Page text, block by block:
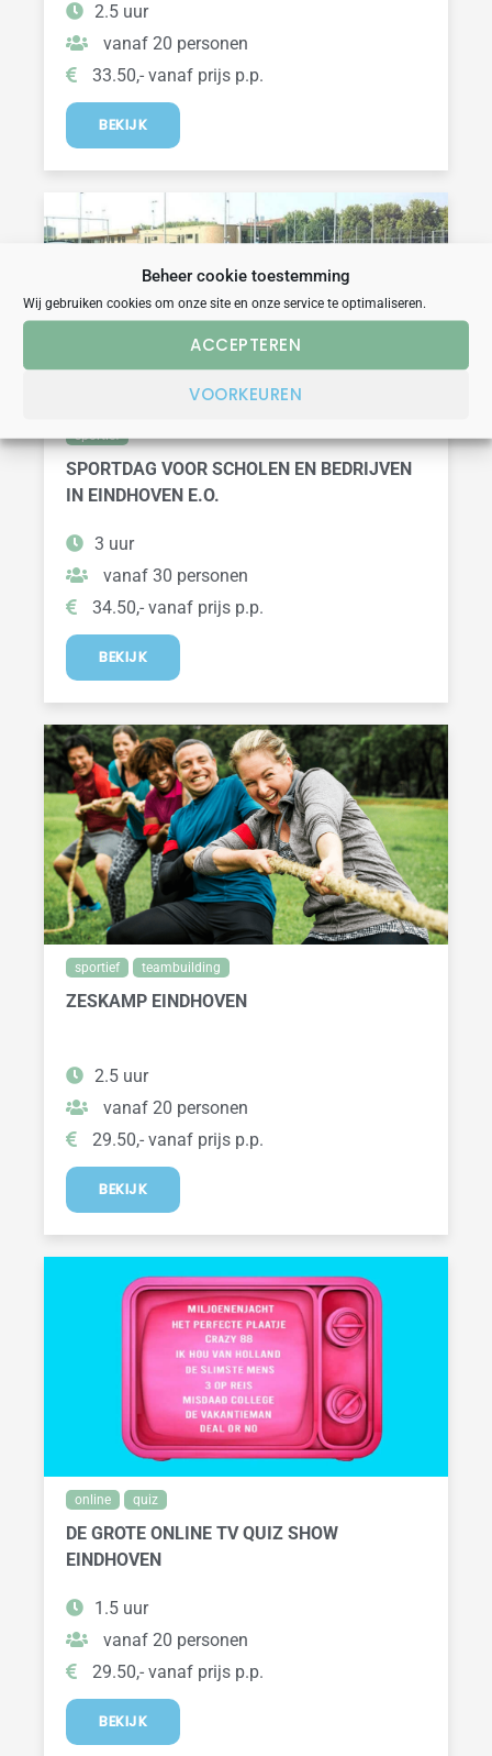
Beheer cookie toestemming
Wij gebruiken cookies om onze site en onze service te optimaliseren.
ACCEPTEREN
VOORKEUREN
2.5 uur
vanaf 20 personen
33.50,- vanaf prijs p.p.
BEKIJK
sportief
SPORTDAG VOOR SCHOLEN EN BEDRIJVEN
IN EINDHOVEN E.O.
3 uur
vanaf 30 personen
34.50,- vanaf prijs p.p.
BEKIJK
sportief teambuilding
ZESKAMP EINDHOVEN
2.5 uur
vanaf 20 personen
29.50,- vanaf prijs p.p.
BEKIJK
online quiz
DE GROTE ONLINE TV QUIZ SHOW
EINDHOVEN
1.5 uur
vanaf 20 personen
29.50,- vanaf prijs p.p.
BEKIJK